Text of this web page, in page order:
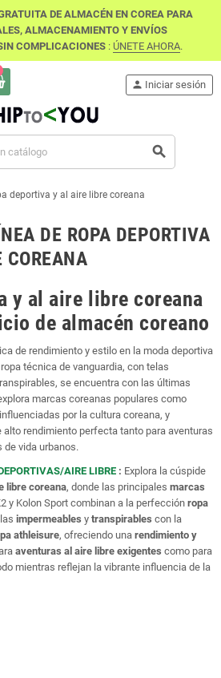
DE ALMACÉN EN COREA PARA
ALMACENAMIENTO Y ENVÍOS
COMPLICACIONES: ÚNETE AHORA.
search
person Iniciar sesión
deportiva y al aire libre coreana
DE ROPA DEPORTIVA
COREANA
y al aire libre coreana
de almacén coreano
de rendimiento y estilo en la moda deportiva
técnica de vanguardia, con telas
se encuentra con las últimas
marcas coreanas populares como
por la cultura coreana, y
alto rendimiento perfecta tanto para aventuras
de vida urbanos.
AIRE LIBRE : Explora la cúspide
libre coreana, donde las principales marcas
y Kolon Sport combinan a la perfección ropa
impermeables y transpirables con la
athleisure, ofreciendo una rendimiento y
aventuras al aire libre exigentes como para
mientras reflejan la vibrante influencia de la